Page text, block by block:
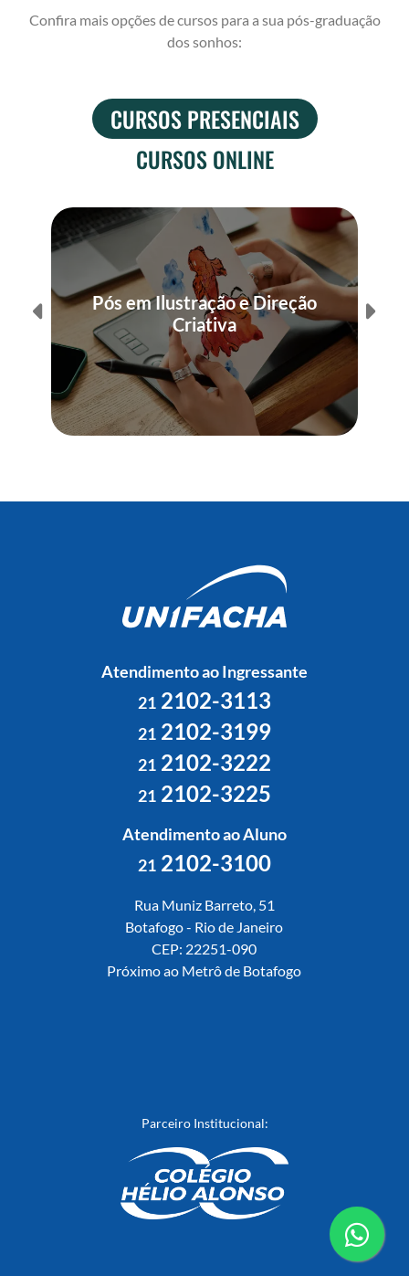
Confira mais opções de cursos para a sua pós-graduação
dos sonhos:
CURSOS PRESENCIAIS
CURSOS ONLINE
Pós em Ilustração e Direção
Criativa
Atendimento ao Ingressante
21 2102-3113
21 2102-3199
21 2102-3222
21 2102-3225
Atendimento ao Aluno
21 2102-3100
Rua Muniz Barreto, 51
Botafogo - Rio de Janeiro
CEP: 22251-090
Próximo ao Metrô de Botafogo
Parceiro Institucional: